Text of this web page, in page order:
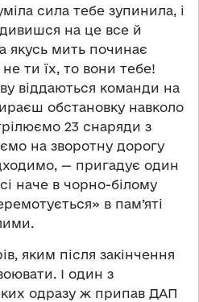
сила тебе зупинила, і
на це все й
якусь мить починає
ти їх, то вони тебе!
віддаються команди на
обстановку навколо
23 снаряди з
на зворотну дорогу
— пригадує один
наче в чорно-білому
в пам’яті
яким після закінчення
І один з
одразу ж припав ДАП